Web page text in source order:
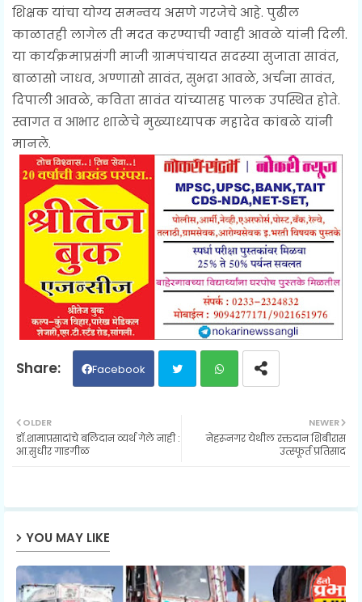
शिक्षक यांचा योग्य समन्वय असणे गरजेचे आहे. पुढील
काळातही लागेल ती मदत करण्याची ग्वाही आवळे यांनी दिली.
या कार्यक्रमाप्रसंगी माजी ग्रामपंचायत सदस्या सुजाता सावंत,
बाळासो जाधव, अण्णासो सावंत, सुभद्रा आवळे, अर्चना सावंत,
दिपाली आवळे, कविता सावंत यांच्यासह पालक उपस्थित होते.
स्वागत व आभार शाळेचे मुख्याध्यापक महादेव कांबळे यांनी
मानले.
Facebook
ter ats
p
NEWER
नेहरूनगर येथील रक्तदान शिबीरास
उत्स्फूर्त प्रतिसाद
OLDER
डॉ.शामाप्रसादांचे बलिदान व्यर्थ गेले नाही :
आ.सुधीर गाडगीळ
YOU MAY LIKE